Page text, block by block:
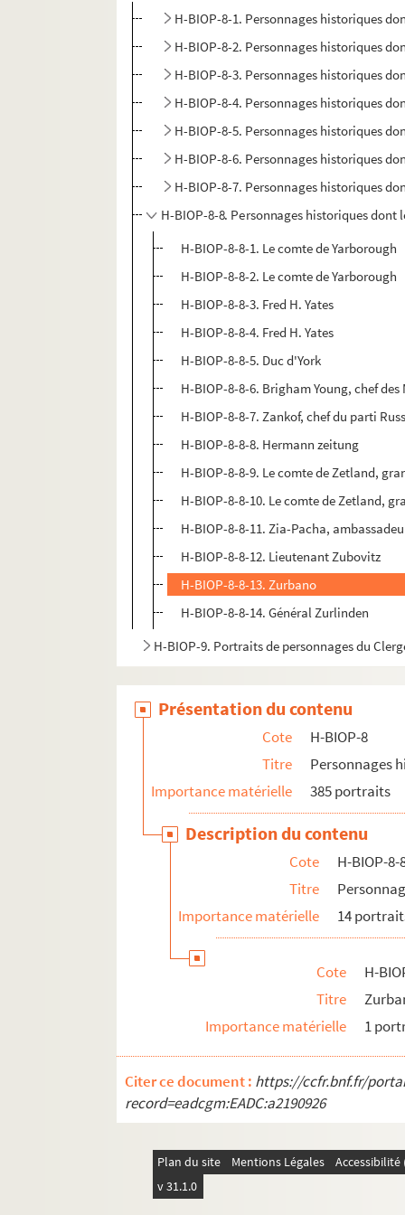
H-BIOP-8-1. Personnages historiques
H-BIOP-8-2. Personnages historiques
H-BIOP-8-3. Personnages historiques
H-BIOP-8-4. Personnages historiques
H-BIOP-8-5. Personnages historiques
H-BIOP-8-6. Personnages historiques
H-BIOP-8-7. Personnages historiques
H-BIOP-8-8. Personnages historiques dont
H-BIOP-8-8-1. Le comte de Yarborough
H-BIOP-8-8-2. Le comte de Yarborough
H-BIOP-8-8-3. Fred H. Yates
H-BIOP-8-8-4. Fred H. Yates
H-BIOP-8-8-5. Duc d'York
H-BIOP-8-8-6. Brigham Young, chef des
H-BIOP-8-8-7. Zankof, chef du parti
H-BIOP-8-8-8. Hermann zeitung
H-BIOP-8-8-9. Le comte de Zetland,
H-BIOP-8-8-10. Le comte de Zetland,
H-BIOP-8-8-11. Zia-Pacha,
H-BIOP-8-8-12. Lieutenant Zubovitz
H-BIOP-8-8-13. Zurbano
H-BIOP-8-8-14. Général Zurlinden
H-BIOP-9. Portraits de personnages du
Présentation du contenu
Cote
H-BIOP-8
Titre
Personnages
Importance matérielle
385 portraits
Description du contenu
Cote
H-BIOP-8-
Titre
Importance matérielle
14
Cote
H-
Titre
Importance matérielle
1
Citer ce document : https://ccfr.bnf.fr/
record=eadcgm:EADC:a2190926
Plan du site Mentions Légales
v 31.1.0